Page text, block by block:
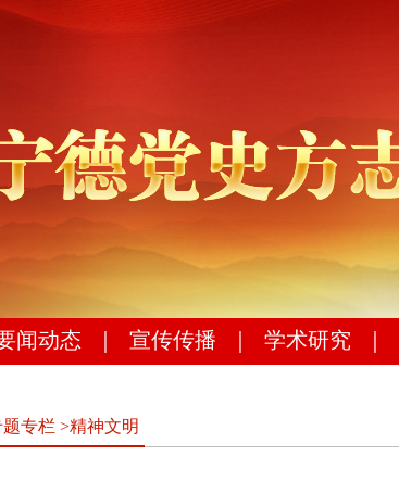
闻动态 宣传传播 学术研究
题专栏 >精神文明